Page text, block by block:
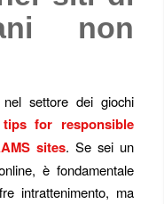
non
settore dei giochi
tips for responsible
sites. Se sei un
è fondamentale
intrattenimento, ma